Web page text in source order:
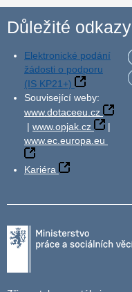
Důležité odkazy
Elektronické podání
žádosti o podporu
(IS KP21+)
Související weby:
www.dotaceeu.cz
| www.opjak.cz
|
www.ec.europa.eu
Kariéra